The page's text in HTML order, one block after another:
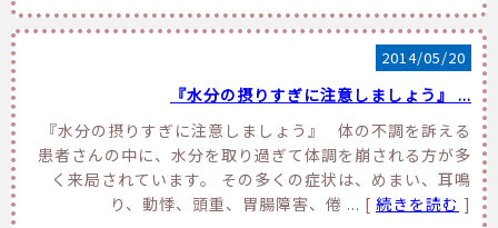
2014/05/20
『水分の摂りすぎに注意しましょう』 ...
『水分の摂りすぎに注意しましょう』 体の不調を訴える
患者さんの中に、水分を取り過ぎて体調を崩される方が多
く来局されています。 その多くの症状は、めまい、耳鳴
り、動悸、頭重、胃腸障害、倦 ... [ 続きを読む ]